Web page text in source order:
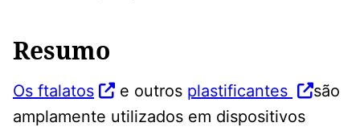
Resumo
Os ftalatos e outros plastificantes
são
amplamente utilizados em dispositivos